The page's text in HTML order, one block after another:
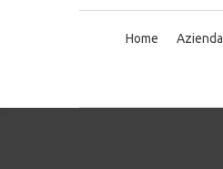
Home Azienda